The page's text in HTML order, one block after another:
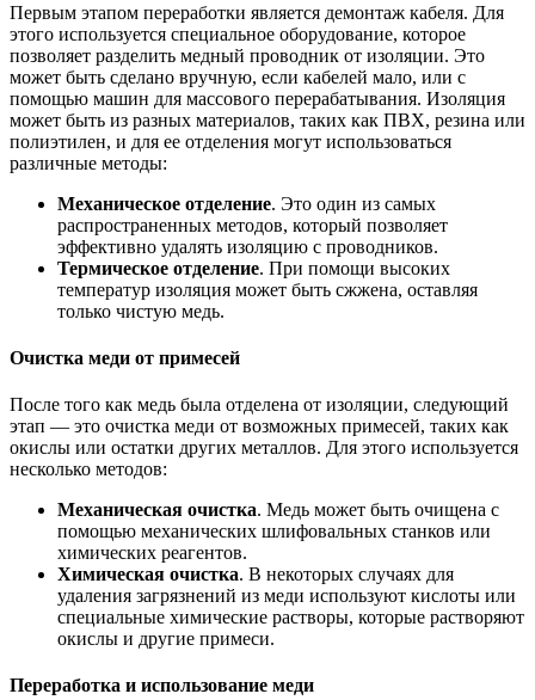
Первым этапом переработки является демонтаж кабеля. Для
этого используется специальное оборудование, которое
позволяет разделить медный проводник от изоляции. Это
может быть сделано вручную, если кабелей мало, или с
помощью машин для массового перерабатывания. Изоляция
может быть из разных материалов, таких как ПВХ, резина или
полиэтилен, и для ее отделения могут использоваться
различные методы:
Механическое отделение. Это один из самых
распространенных методов, который позволяет
эффективно удалять изоляцию с проводников.
Термическое отделение. При помощи высоких
температур изоляция может быть сжжена, оставляя
только чистую медь.
Очистка меди от примесей
После того как медь была отделена от изоляции, следующий
этап — это очистка меди от возможных примесей, таких как
окислы или остатки других металлов. Для этого используется
несколько методов:
Механическая очистка. Медь может быть очищена с
помощью механических шлифовальных станков или
химических реагентов.
Химическая очистка. В некоторых случаях для
удаления загрязнений из меди используют кислоты или
специальные химические растворы, которые растворяют
окислы и другие примеси.
Переработка и использование меди